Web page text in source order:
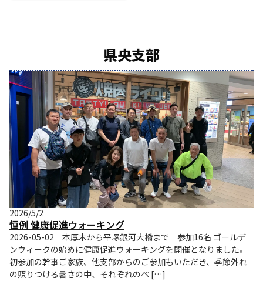
県央支部
2026/5/2
恒例 健康促進ウォーキング
2026-05-02 本厚木から平塚銀河大橋まで 参加16名 ゴールデ
ンウィークの始めに健康促進ウォーキングを開催となりました。
初参加の幹事ご家族、他支部からのご参加もいただき、季節外れ
の照りつける暑さの中、それぞれのペ […]